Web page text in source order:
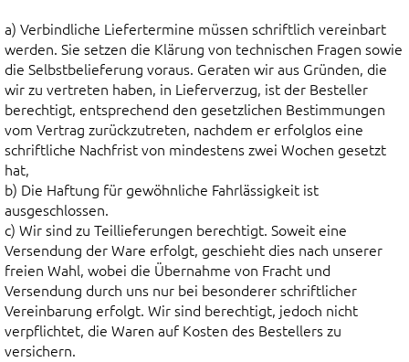
a) Verbindliche Liefertermine müssen schriftlich vereinbart
werden. Sie setzen die Klärung von technischen Fragen sowie
die Selbstbelieferung voraus. Geraten wir aus Gründen, die
wir zu vertreten haben, in Lieferverzug, ist der Besteller
berechtigt, entsprechend den gesetzlichen Bestimmungen
vom Vertrag zurückzutreten, nachdem er erfolglos eine
schriftliche Nachfrist von mindestens zwei Wochen gesetzt
hat,
b) Die Haftung für gewöhnliche Fahrlässigkeit ist
ausgeschlossen.
c) Wir sind zu Teillieferungen berechtigt. Soweit eine
Versendung der Ware erfolgt, geschieht dies nach unserer
freien Wahl, wobei die Übernahme von Fracht und
Versendung durch uns nur bei besonderer schriftlicher
Vereinbarung erfolgt. Wir sind berechtigt, jedoch nicht
verpflichtet, die Waren auf Kosten des Bestellers zu
versichern.